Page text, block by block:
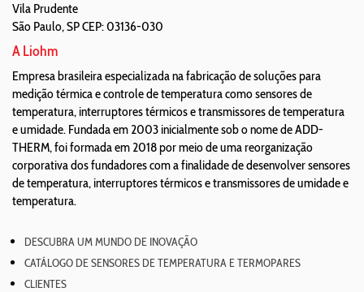
Vila Prudente
São Paulo,SPCEP: 03136-030
A Liohm
Empresa brasileira especializada na fabricação de soluções para
medição térmica e controle de temperatura como sensores de
temperatura, interruptores térmicos e transmissores de temperatura
e umidade. Fundada em 2003 inicialmente sob o nome de ADD-
THERM, foi formada em 2018 por meio de uma reorganização
corporativa dos fundadores com a finalidade de desenvolver sensores
de temperatura, interruptores térmicos e transmissores de umidade e
temperatura.
DESCUBRA UM MUNDO DE INOVAÇÃO
CATÁLOGO DE SENSORES DE TEMPERATURA E TERMOPARES
CLIENTES